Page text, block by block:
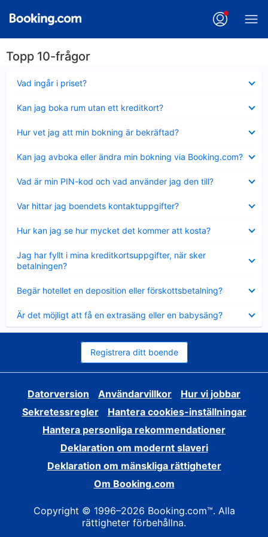
Topp 10-frågor
Vad ingår i priset?
mindre
Kan jag boka rum utan ett kreditkort?
mindre
Hur vet jag att min bokning är bekräftad?
mindre
Kan jag avboka eller ändra min bokning via Booking.com?
mindre
Vad är min PIN-kod och vad använder jag den till?
mindre
Var hittar jag boendets kontaktuppgifter?
mindre
Hur kan jag se hur mycket det kommer att kosta?
mindre
Jag har fyllt i mina kreditkortsuppgifter, när sker
betalningen?
mindre
Begär hotellet en deposition eller förskottsbetalning?
mindre
Är det möjligt att få en extrasäng eller en babysäng?
mindre
Registrera ditt boende
Datorversion Användarvillkor
Hur vi jobbar
Sekretessregler
Hantera cookies-inställningar
Hantera personliga rekommendationer
Deklaration om modernt slaveri
Deklaration om mänskliga rättigheter
Om Booking.com
Copyright © 1996–2026 Booking.com™. Alla
rättigheter förbehållna.